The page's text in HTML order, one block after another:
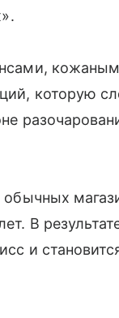
которую
обычных
В
и